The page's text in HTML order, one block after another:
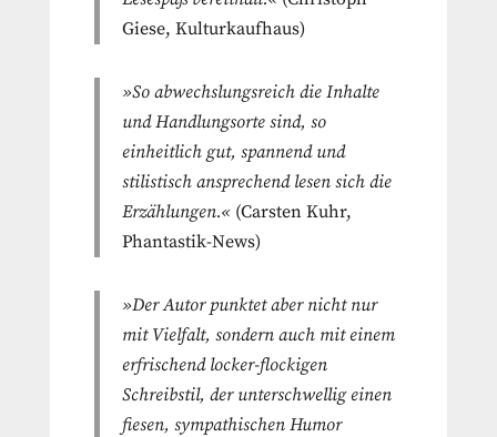
Giese, Kulturkaufhaus)
»So abwechslungsreich die Inhalte
und Handlungsorte sind, so
einheitlich gut, spannend und
stilistisch ansprechend lesen sich die
Erzählungen.«(Carsten Kuhr,
Phantastik-News)
»Der Autor punktet aber nicht nur
mit Vielfalt, sondern auch mit einem
erfrischend locker-flockigen
Schreibstil, der unterschwellig einen
fiesen, sympathischen Humor